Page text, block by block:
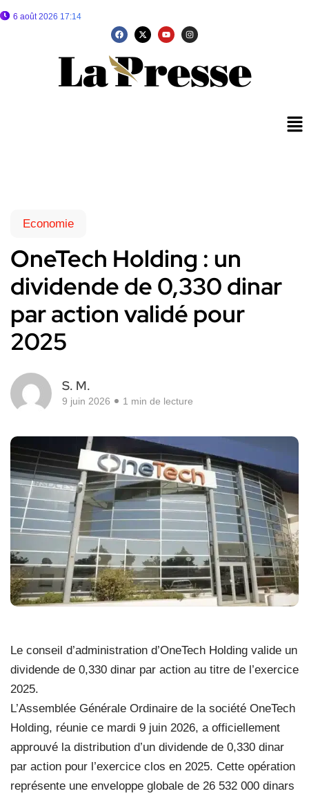
6 août 2026 17:14
Economie
OneTech Holding : un
dividende de 0,330 dinar
par action validé pour
2025
S. M.
9 juin 2026 1 min de lecture
Le conseil d’administration d’OneTech Holding valide un
dividende de 0,330 dinar par action au titre de l’exercice
2025.
L’Assemblée Générale Ordinaire de la société OneTech
Holding, réunie ce mardi 9 juin 2026, a officiellement
approuvé la distribution d’un dividende de 0,330 dinar
par action pour l’exercice clos en 2025. Cette opération
représente une enveloppe globale de 26 532 000 dinars